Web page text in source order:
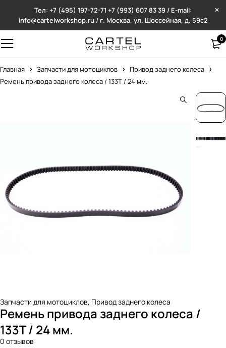
Тел: +7 (495) 197-72-71 +7 (993) 607 83 39 / E-mail:
info@cartelworkshop.ru / г. Москва, ул. Шоссейная, д. 59с2
0
Главная Запчасти для мотоциклов
Привод заднего колеса
Ремень привода заднего колеса / 133T / 24 мм.
Запчасти для мотоциклов, Привод заднего колеса
Ремень привода заднего колеса /
133T / 24 мм.
0 отзывов